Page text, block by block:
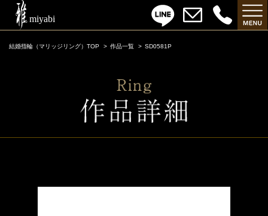
結婚指輪（マリッジリング）TOP 作品一覧 SD0581P